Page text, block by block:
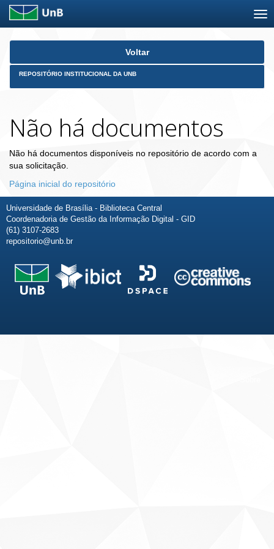
Skip
Voltar
REPOSITÓRIO INSTITUCIONAL DA UNB
Não há documentos
Não há documentos disponíveis no repositório de acordo com a
sua solicitação.
Página inicial do repositório
Universidade de Brasília - Biblioteca Central
Coordenadoria de Gestão da Informação Digital - GID
(61) 3107-2683
repositorio@unb.br